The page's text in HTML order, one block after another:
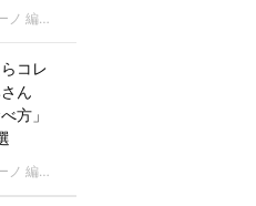
編集部
コレ
ん
方」
編集部